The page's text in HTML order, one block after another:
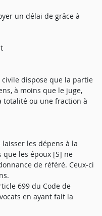
un délai de grâce à
civile dispose que la partie
à moins que le juge,
totalité ou une fraction à
laisser les dépens à la
que les époux [S] ne
de référé. Ceux-ci
699 du Code de
en ayant fait la